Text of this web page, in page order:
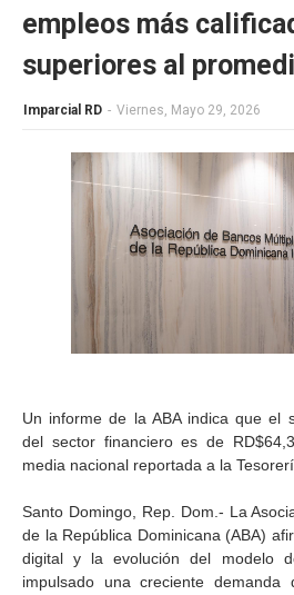
empleos más
superiores al
Imparcial RD - Viernes, Mayo 29, 2026
Un informe de la ABA indica que el
del sector financiero es de
media nacional reportada a la
Santo Domingo, Rep. Dom.- La
de la República Dominicana (ABA)
digital y la evolución del modelo
impulsado una creciente demanda